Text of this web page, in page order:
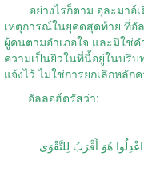
อย่างไรก็ตาม อุละมาอ์เ
เหตุการณ์ในยุคดสุดท้าย ที่อั
ผู้คนตามอำเภอใจ และมิใช่
ความเป็นยิวในที่นี้อยู่ในบริ
แจ้งไว้ ไม่ใช่การยกเลิกหลัก
อัลลอฮ์ตรัสว่า:
هُوَ أَقْرَبُ لِلتَّقْوَى